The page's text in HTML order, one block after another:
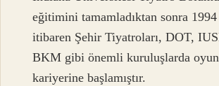
eğitimini tamamladıktan sonra 1994
itibaren Şehir Tiyatroları, DOT,
BKM gibi önemli kuruluşlarda
kariyerine başlamıştır.